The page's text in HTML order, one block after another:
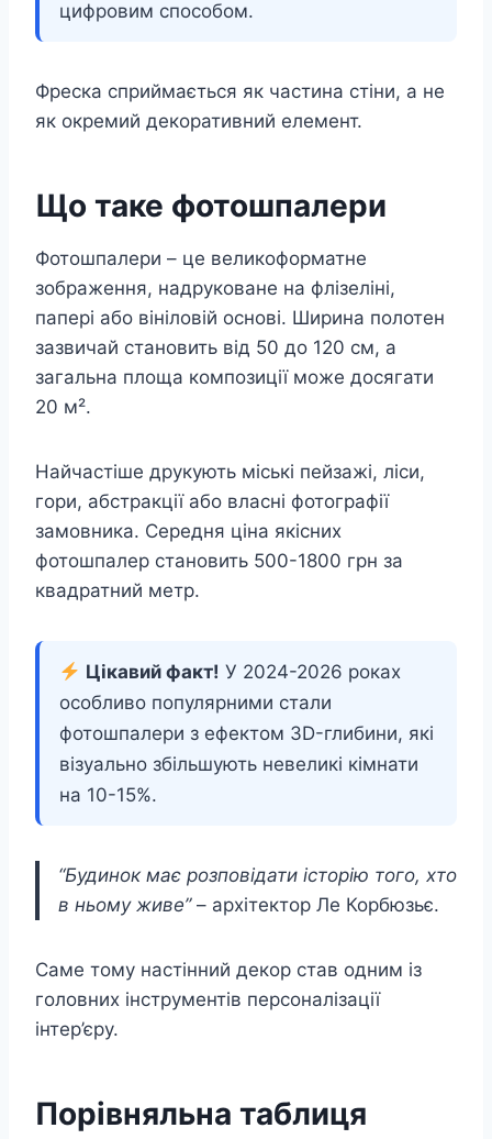
цифровим способом.
Фреска сприймається як частина стіни, а не
як окремий декоративний елемент.
Що таке фотошпалери
Фотошпалери – це великоформатне
зображення, надруковане на флізеліні,
папері або вініловій основі. Ширина полотен
зазвичай становить від 50 до 120 см, а
загальна площа композиції може досягати
20 м².
Найчастіше друкують міські пейзажі, ліси,
гори, абстракції або власні фотографії
замовника. Середня ціна якісних
фотошпалер становить 500-1800 грн за
квадратний метр.
Цікавий факт! У 2024-2026 роках
особливо популярними стали
фотошпалери з ефектом 3D-глибини, які
візуально збільшують невеликі кімнати
на 10-15%.
“Будинок має розповідати історію того, хто
в ньому живе”– архітектор Ле Корбюзьє.
Саме тому настінний декор став одним із
головних інструментів персоналізації
інтер’єру.
Порівняльна таблиця